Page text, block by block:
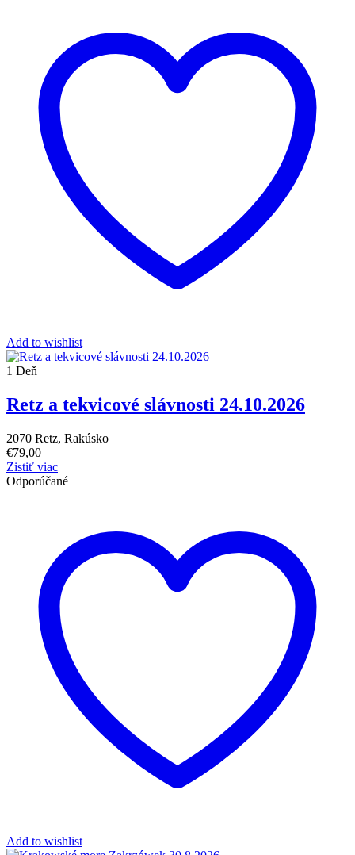
Add to wishlist
1 Deň
Retz a tekvicové slávnosti 24.10.2026
2070 Retz, Rakúsko
€79,00
Zistiť viac
Odporúčané
Add to wishlist